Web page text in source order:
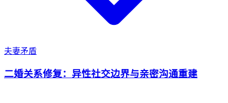
夫妻矛盾
二婚关系修复：异性社交边界与亲密沟通重建